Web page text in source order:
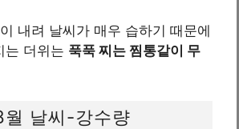
내려 날씨가 매우 습하기 때문에
는 더위는 푹푹 찌는 찜통같이 무
월 날씨-강수량